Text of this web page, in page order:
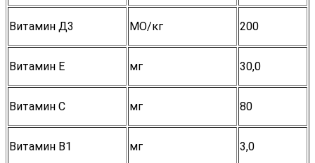
Витамин Д3 МО/кг 200
Витамин Е мг 30,0
Витамин С мг 80
Витамин В1 мг 3,0